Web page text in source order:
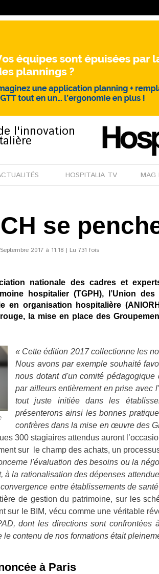
l'innovation
HOSPITALIA TV MAG
se
2017 à 11:18 | Lu 731 fois
nationale des cadres et
hospitalier (TGPH), l’Union
en organisation hospitalière
la mise en place des
« Cette édition 2017 collectionne les
Nous avons par exemple souhaité
nous dotant d'un comité
par ailleurs entièrement en prise avec
tout juste initiée dans les
présenterons ainsi les bonnes
confrères dans la mise en œuvre des
300 stagiaires attendus auront
sur le champ des achats, un
l'évaluation des besoins ou la
à la rationalisation des dépenses
entre établissements de
de gestion du patrimoine, sur les
sur le BIM, vécu comme une véritable
dont les directions sont
le contenu de nos formations était
à Paris